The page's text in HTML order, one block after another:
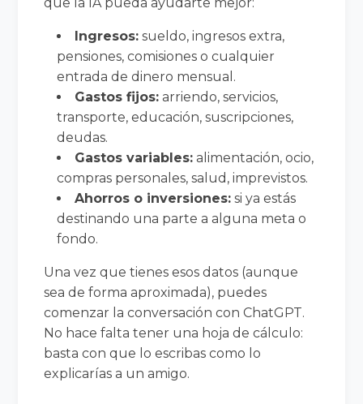
Ingresos: sueldo, ingresos extra,
pensiones, comisiones o cualquier
entrada de dinero mensual.
Gastos fijos: arriendo, servicios,
transporte, educación, suscripciones,
deudas.
Gastos variables: alimentación, ocio,
compras personales, salud, imprevistos.
Ahorros o inversiones: si ya estás
destinando una parte a alguna meta o
fondo.
Una vez que tienes esos datos (aunque
sea de forma aproximada), puedes
comenzar la conversación con ChatGPT.
No hace falta tener una hoja de cálculo:
basta con que lo escribas como lo
explicarías a un amigo.